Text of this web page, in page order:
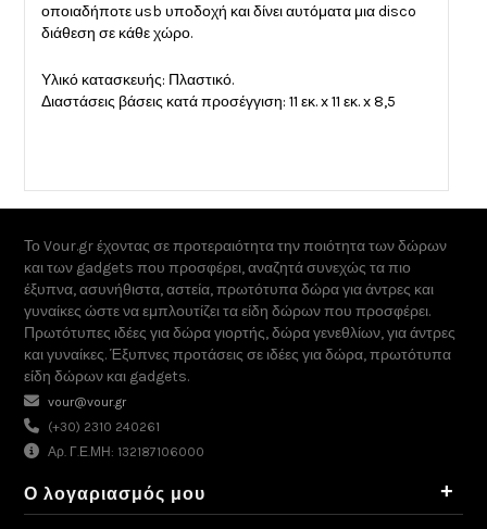
οποιαδήποτε usb υποδοχή και δίνει αυτόματα μια disco
διάθεση σε κάθε χώρο.
Υλικό κατασκευής: Πλαστικό.
Διαστάσεις βάσεις κατά προσέγγιση: 11 εκ. x 11 εκ. x 8,5
Το Vour.gr έχοντας σε προτεραιότητα την ποιότητα των δώρων
και των gadgets που προσφέρει, αναζητά συνεχώς τα πιο
έξυπνα, ασυνήθιστα, αστεία, πρωτότυπα δώρα για άντρες και
γυναίκες ώστε να εμπλουτίζει τα είδη δώρων που προσφέρει.
Πρωτότυπες ιδέες για δώρα γιορτής, δώρα γενεθλίων, για άντρες
και γυναίκες. Έξυπνες προτάσεις σε ιδέες για δώρα, πρωτότυπα
είδη δώρων και gadgets.
vour@vour.gr
(+30) 2310 240261
Αρ. Γ.Ε.ΜΗ: 132187106000
Ο λογαριασμός μου +